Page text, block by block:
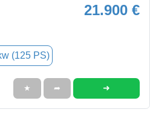
21.900 €
(125 PS)
★ ➦ ➜